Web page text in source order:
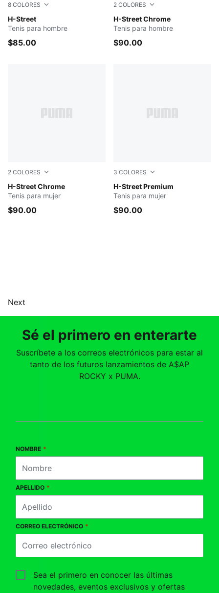
8 COLORES
H-Street
Blue Guppy-Warm White
Tenis para hombre
$85.00
2 COLORES
H-Street Chrome
PUMA Silver-PUMA Black
Tenis para hombre
$90.00
2 COLORES
H-Street Chrome
PUMA Silver-PUMA Black
Tenis para mujer
$90.00
3 COLORES
H-Street Premium
Brandy-Toasted Almond-
Tenis para mujer
$90.00
Next
Sé el primero en enterarte
Suscríbete a los correos electrónicos para estar al
tanto de los futuros lanzamientos de A$AP
ROCKY x PUMA.
NOMBRE *
APELLIDO *
CORREO ELECTRÓNICO *
Sea el primero en conocer las últimas
novedades, eventos exclusivos y ofertas